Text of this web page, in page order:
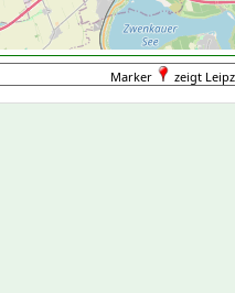
Marker zeigt